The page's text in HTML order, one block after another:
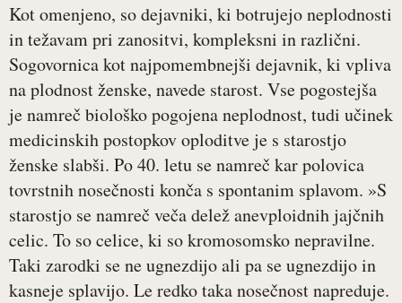
Kot omenjeno, so dejavniki, ki botrujejo neplodnosti
in težavam pri zanositvi, kompleksni in različni.
Sogovornica kot najpomembnejši dejavnik, ki vpliva
na plodnost ženske, navede starost. Vse pogostejša
je namreč biološko pogojena neplodnost, tudi učinek
medicinskih postopkov oploditve je s starostjo
ženske slabši. Po 40. letu se namreč kar polovica
tovrstnih nosečnosti konča s spontanim splavom. »S
starostjo se namreč veča delež anevploidnih jajčnih
celic. To so celice, ki so kromosomsko nepravilne.
Taki zarodki se ne ugnezdijo ali pa se ugnezdijo in
kasneje splavijo. Le redko taka nosečnost napreduje.